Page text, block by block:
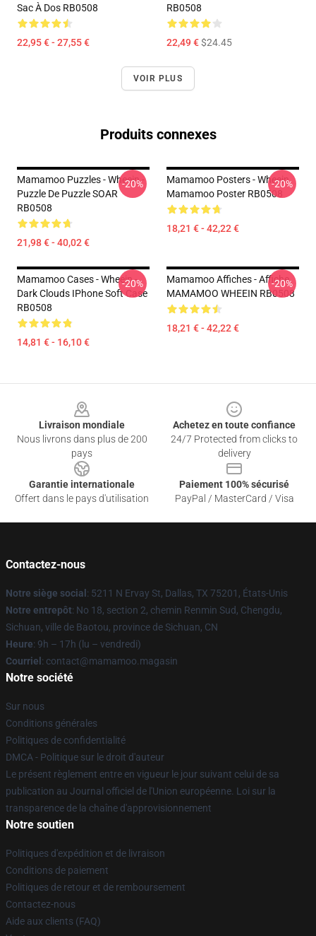
Sac À Dos RB0508
22,95 € - 27,55 €
RB0508
22,49 €$24.45
VOIR PLUS
Produits connexes
Mamamoo Puzzles - Wheein -
Puzzle De Puzzle SOAR
RB0508
21,98 € - 40,02 €
-20%
Mamamoo Posters - Wheein
Mamamoo Poster RB0508
18,21 € - 42,22 €
-20%
Mamamoo Cases - Wheein -
Dark Clouds IPhone Soft Case
RB0508
14,81 € - 16,10 €
-20%
Mamamoo Affiches - Affiche
MAMAMOO WHEEIN RB0508
18,21 € - 42,22 €
-20%
Livraison mondiale
Nous livrons dans plus de 200
pays
Achetez en toute confiance
24/7 Protected from clicks to
delivery
Garantie internationale
Offert dans le pays d'utilisation
Paiement 100% sécurisé
PayPal / MasterCard / Visa
Contactez-nous
Notre siège social : 5211 N Ervay St, Dallas, TX 75201, États-Unis
Notre entrepôt: No 18, section 2, chemin Renmin Sud, Chengdu,
Sichuan, ville de Baotou, province de Sichuan, CN
Heure: 9h – 17h (lu – vendredi)
Courriel : contact@mamamoo.magasin
Notre société
Sur nous
Conditions générales
Politiques de confidentialité
DMCA - Politique sur le droit d'auteur
Le présent règlement entre en vigueur le jour suivant celui de sa
publication au Journal officiel de l'Union européenne. Loi sur la
transparence de la chaîne d'approvisionnement
Notre soutien
Politiques d'expédition et de livraison
Conditions de paiement
Politiques de retour et de remboursement
Contactez-nous
Aide aux clients (FAQ)